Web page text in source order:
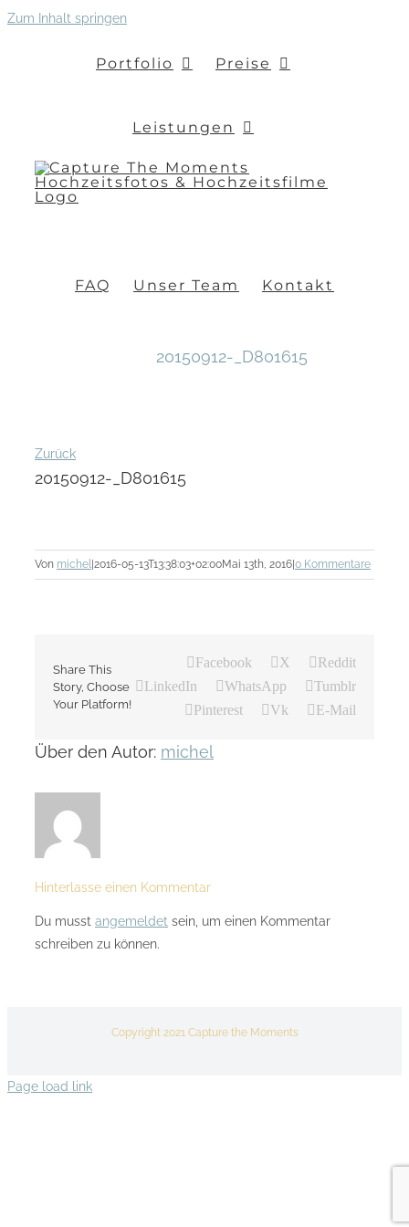
Zum Inhalt springen
Portfolio Preise
Leistungen
FAQ Unser Team Kontakt
20150912-_D801615
Zurück
20150912-_D801615
Von michel |2016-05-13T13:38:03+02:00Mai 13th, 2016|0 Kommentare
Share This
Story, Choose
Your Platform!
Facebook X
Reddit
LinkedIn
WhatsApp
Tumblr
Pinterest
Vk E-Mail
Über den Autor: michel
Hinterlasse einen Kommentar
Du musst angemeldet sein, um einen Kommentar
schreiben zu können.
Copyright 2021 Capture the Moments
Page load link